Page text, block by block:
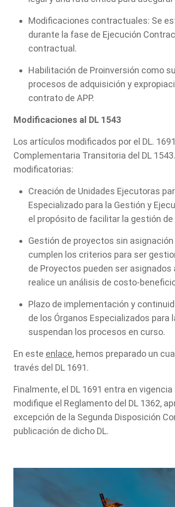
Modificaciones contractuales: Se
durante la fase de Ejecución
contractual.
Habilitación de Proinversión como
procesos de adquisición y
contrato de APP.
Modificaciones al DL 1543
Los artículos modificados por el DL.
Complementaria Transitoria del DL
modificatorias:
Creación de Unidades Ejecutoras
Especializado para la Gestión y
el propósito de facilitar la gestión
Gestión de proyectos sin
cumplen los criterios para ser
de Proyectos pueden ser
realice un análisis de costo-
Plazo de implementación y
de los Órganos Especializados para
suspendan los procesos en curso.
En este enlace, hemos preparado un
través del DL 1691.
Finalmente, el DL 1691 entra en
modifique el Reglamento del DL 1362,
excepción de la Segunda Disposición
publicación de dicho DL.